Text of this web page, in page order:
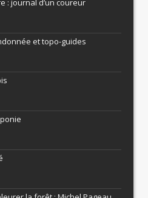
: journal d’un coureur
et topo-guides